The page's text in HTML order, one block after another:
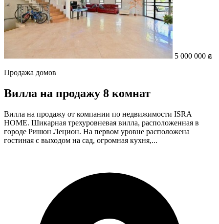
5 000 000 ₪
Продажа домов
Вилла на продажу 8 комнат
Вилла на продажу от компании по недвижимости ISRA
HOME. Шикарная трехуровневая вилла, расположенная в
городе Ришон Лецион. На первом уровне расположена
гостиная с выходом на сад, огромная кухня,...